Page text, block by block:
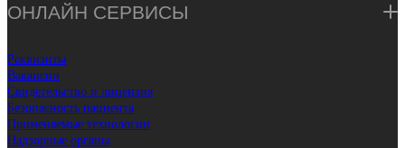
ОНЛАЙН СЕРВИСЫ
Реквизиты
Вакансии
Свидетельство и лицензия
Безопасность пациента
Применяемые технологии
Надзорные органы